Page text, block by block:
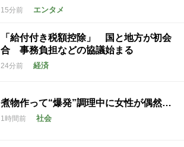
15分前 エンタメ
「給付付き税額控除」 国と地方が初会
合 事務負担などの協議始まる
24分前 経済
煮物作って“爆発”調理中に女性が偶然…
1時間前 社会